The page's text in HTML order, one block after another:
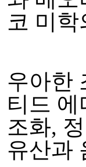
코 미
우아한
티드
조화,
유산과